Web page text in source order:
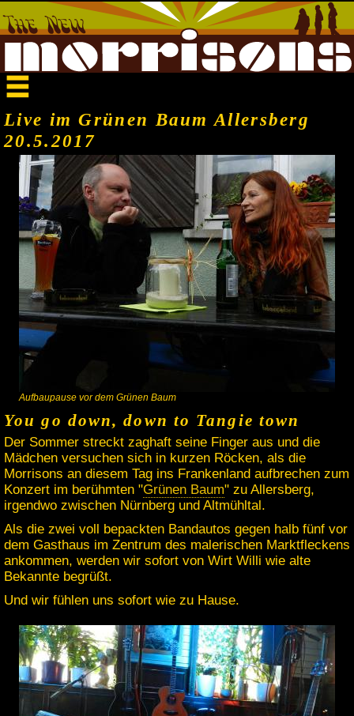
Live im Grünen Baum Allersberg
20.5.2017
Aufbaupause vor dem Grünen Baum
You go down, down to Tangie town
Der Sommer streckt zaghaft seine Finger aus und die
Mädchen versuchen sich in kurzen Röcken, als die
Morrisons an diesem Tag ins Frankenland aufbrechen zum
Konzert im berühmten "Grünen Baum" zu Allersberg,
irgendwo zwischen Nürnberg und Altmühltal.
Als die zwei voll bepackten Bandautos gegen halb fünf vor
dem Gasthaus im Zentrum des malerischen Marktfleckens
ankommen, werden wir sofort von Wirt Willi wie alte
Bekannte begrüßt.
Und wir fühlen uns sofort wie zu Hause.